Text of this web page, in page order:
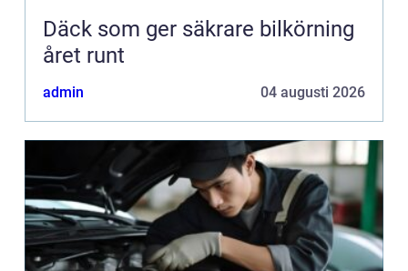
Däck som ger säkrare bilkörning
året runt
admin 04 augusti 2026